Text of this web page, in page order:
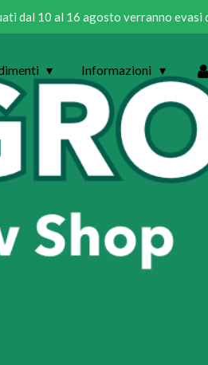
dal 10 al 16 agosto verranno evasi
Informazioni